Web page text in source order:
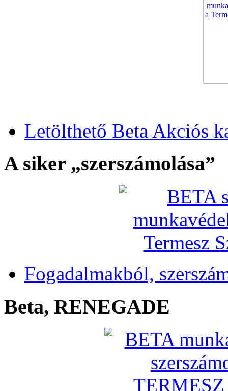
Letölthető Beta Akciós
A siker „szerszámolása”
Fogadalmakból,
Beta, RENEGADE